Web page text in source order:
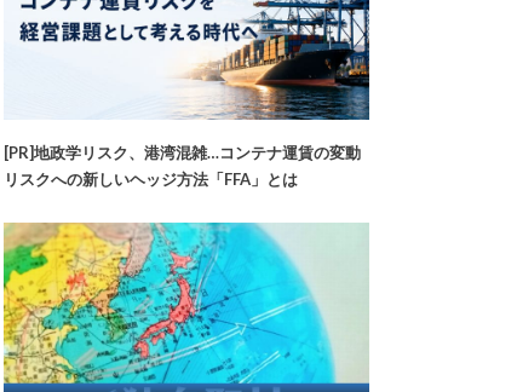
[PR]地政学リスク、港湾混雑…コンテナ運賃の変動
リスクへの新しいヘッジ方法「FFA」とは